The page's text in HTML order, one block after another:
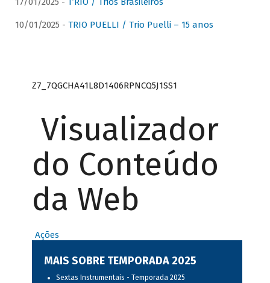
10/01/2025 - TRIO PUELLI / Trio Puelli – 15 anos
Z7_7QGCHA41L8D1406RPNCQ5J1SS1
Visualizador
do Conteúdo
da Web
Ações
MAIS SOBRE TEMPORADA 2025
Sextas Instrumentais - Temporada 2025